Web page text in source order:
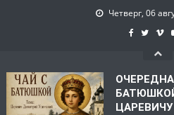
Четверг, 06